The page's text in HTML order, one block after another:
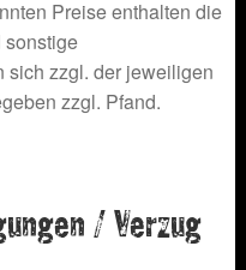
Preise enthalten die
sonstige
sich zzgl. der jeweiligen
zzgl. Pfand.
/ Verzug